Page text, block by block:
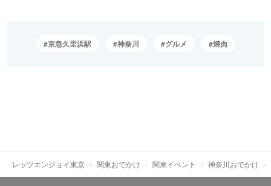
京急久里浜駅 神奈川 グルメ 焼肉
レッツエンジョイ東京 関東おでかけ 関東イベント 神奈川おでかけ